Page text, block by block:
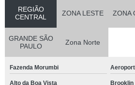
REGIÃO
CENTRAL
ZONA LESTE ZONA
GRANDE SÃO
PAULO
Zona Norte
Fazenda Morumbi
Alto da Boa Vista Brooklin